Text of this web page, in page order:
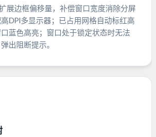
展边框偏移量，补偿窗口宽度消除分屏
DPI多显示器；已占用网格自动标红高
蓝色高亮；窗口处于锁定状态时无法
出阻断提示。